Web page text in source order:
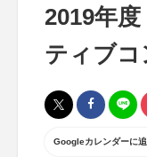
2019年
ティブコ
Googleカレンダーに